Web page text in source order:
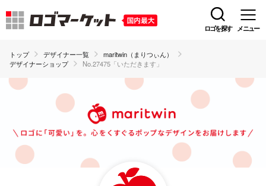
ロゴを探す メニュー
トップ デザイナー一覧
maritwin（まりつぃん）
デザイナーショップ
No.27475「いただきます」